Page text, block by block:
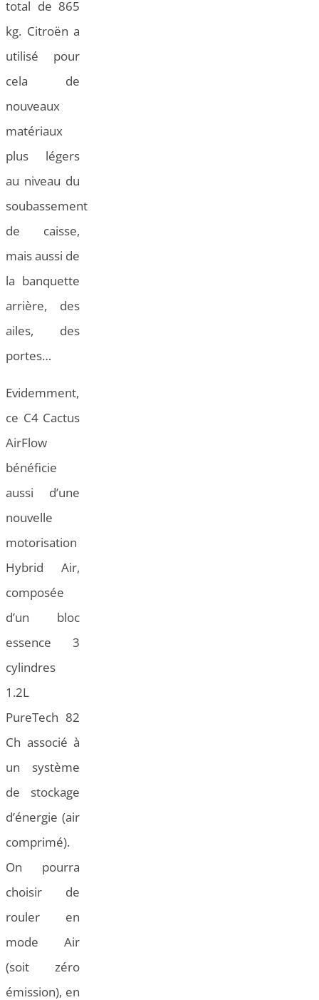
total de 865
kg. Citroën a
utilisé pour
cela de
nouveaux
matériaux
plus légers
au niveau du
soubassement
de caisse,
mais aussi de
la banquette
arrière, des
ailes, des
portes…
Evidemment,
ce C4 Cactus
AirFlow
bénéficie
aussi d’une
nouvelle
motorisation
Hybrid Air,
composée
d’un bloc
essence 3
cylindres
1.2L
PureTech 82
Ch associé à
un système
de stockage
d’énergie (air
comprimé).
On pourra
choisir de
rouler en
mode Air
(soit zéro
émission), en